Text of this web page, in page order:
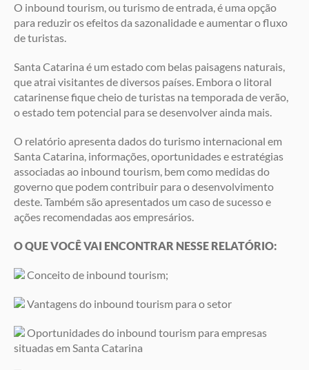
O inbound tourism, ou turismo de entrada, é uma opção
para reduzir os efeitos da sazonalidade e aumentar o fluxo
de turistas.
Santa Catarina é um estado com belas paisagens naturais,
que atrai visitantes de diversos países. Embora o litoral
catarinense fique cheio de turistas na temporada de verão,
o estado tem potencial para se desenvolver ainda mais.
O relatório apresenta dados do turismo internacional em
Santa Catarina, informações, oportunidades e estratégias
associadas ao inbound tourism, bem como medidas do
governo que podem contribuir para o desenvolvimento
deste. Também são apresentados um caso de sucesso e
ações recomendadas aos empresários.
O QUE VOCÊ VAI ENCONTRAR NESSE RELATÓRIO:
Conceito de inbound tourism;
Vantagens do inbound tourism para o setor
Oportunidades do inbound tourism para empresas
situadas em Santa Catarina